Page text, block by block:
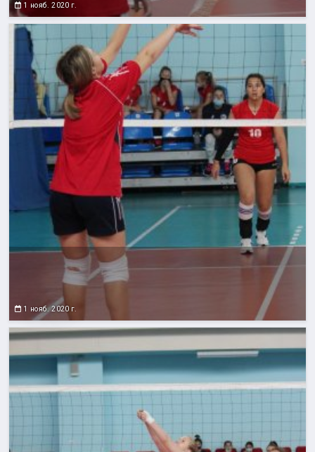
1 нояб. 2020 г.
1 нояб. 2020 г.